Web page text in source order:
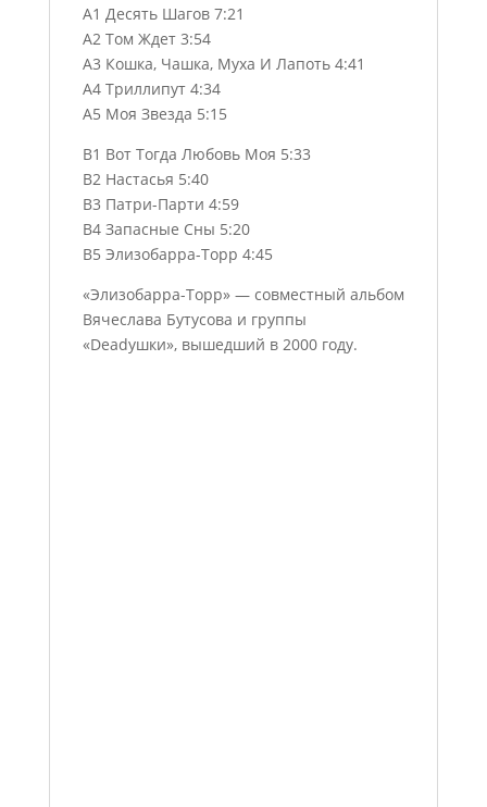
A1 Десять Шагов 7:21
A2 Том Ждет 3:54
A3 Кошка, Чашка, Муха И Лапоть 4:41
A4 Триллипут 4:34
A5 Моя Звезда 5:15
B1 Вот Тогда Любовь Моя 5:33
B2 Настасья 5:40
B3 Патри-Парти 4:59
B4 Запасные Сны 5:20
B5 Элизобарра-Торр 4:45
«Элизобарра-Торр» — совместный альбом
Вячеслава Бутусова и группы
«Deadушки», вышедший в 2000 году.